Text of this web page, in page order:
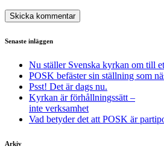
Senaste inläggen
Nu ställer Svenska kyrkan om till
POSK befäster sin ställning som
Psst! Det är dags nu.
Kyrkan är förhållningssätt –
inte verksamhet
Vad betyder det att POSK är
Arkiv